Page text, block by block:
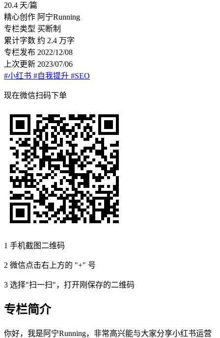
20.4 天/篇
精心创作 阿宁Running
专栏类型 买断制
累计字数 约 2.4 万字
专栏发布 2022/12/08
上次更新 2023/07/06
#小红书 #自我提升 #SEO
现在微信扫码下单
1 手机截图二维码
2 微信点击右上方的 "+" 号
3 选择"扫一扫"，打开刚保存的二维码
专栏简介
你好，我是阿宁Running，非常高兴能与大家分享小红书运营